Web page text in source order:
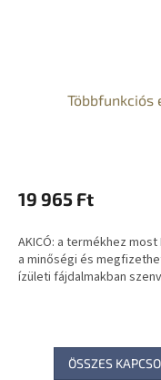
Többfunkciós
19 965 Ft
AKICÓ: a termékhez most
a minőségi és
ízületi fájdalmakban
ÖSSZES